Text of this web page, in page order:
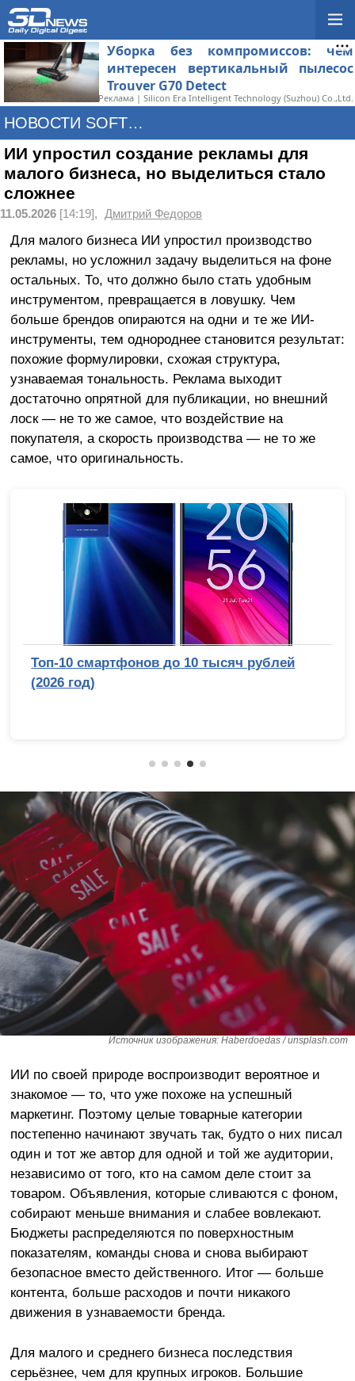
Уборка без компромиссов: чем
интересен вертикальный пылесос
Trouver G70 Detect
Реклама | Silicon Era Intelligent Technology (Suzhou) Co.,Ltd.
НОВОСТИ SOFTWARE
ИИ упростил создание рекламы для
малого бизнеса, но выделиться стало
сложнее
11.05.2026 [14:19], Дмитрий Федоров
Для малого бизнеса ИИ упростил производство
рекламы, но усложнил задачу выделиться на фоне
остальных. То, что должно было стать удобным
инструментом, превращается в ловушку. Чем
больше брендов опираются на одни и те же ИИ-
инструменты, тем однороднее становится результат:
похожие формулировки, схожая структура,
узнаваемая тональность. Реклама выходит
достаточно опрятной для публикации, но внешний
лоск — не то же самое, что воздействие на
покупателя, а скорость производства — не то же
самое, что оригинальность.
Топ-10 смартфонов до 10 тысяч рублей
(2026 год)
Источник изображения: Haberdoedas / unsplash.com
ИИ по своей природе воспроизводит вероятное и
знакомое — то, что уже похоже на успешный
маркетинг. Поэтому целые товарные категории
постепенно начинают звучать так, будто о них писал
один и тот же автор для одной и той же аудитории,
независимо от того, кто на самом деле стоит за
товаром. Объявления, которые сливаются с фоном,
собирают меньше внимания и слабее вовлекают.
Бюджеты распределяются по поверхностным
показателям, команды снова и снова выбирают
безопасное вместо действенного. Итог — больше
контента, больше расходов и почти никакого
движения в узнаваемости бренда.
Для малого и среднего бизнеса последствия
серьёзнее, чем для крупных игроков. Большие